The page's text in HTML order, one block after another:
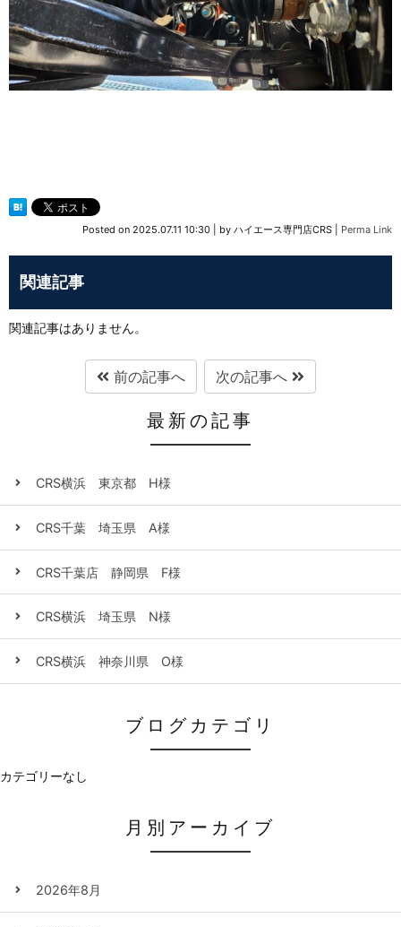
Posted on 2025.07.11 10:30 by ハイエース専門店CRS Perma Link
関連記事
関連記事はありません。
前の記事へ 次の記事へ
最新の記事
CRS横浜 東京都 H様
CRS千葉 埼玉県 A様
CRS千葉店 静岡県 F様
CRS横浜 埼玉県 N様
CRS横浜 神奈川県 O様
ブログカテゴリ
カテゴリーなし
月別アーカイブ
2026年8月